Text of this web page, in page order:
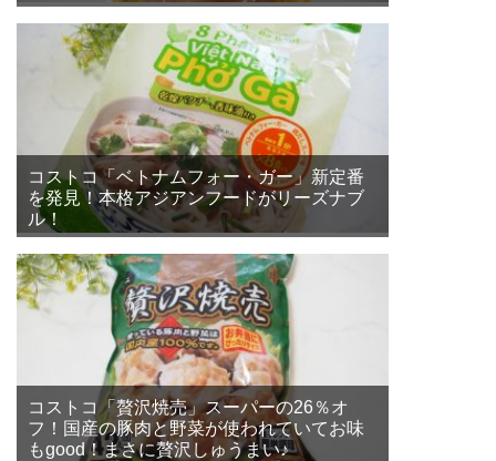
コストコ「ベトナムフォー・ガー」新定番
を発見！本格アジアンフードがリーズナブ
ル！
コストコ「贅沢焼売」スーパーの26％オ
フ！国産の豚肉と野菜が使われていてお味
もgood！まさに贅沢しゅうまい♪